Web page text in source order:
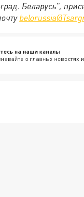
Беларусь",
на наши каналы
о главных новостях